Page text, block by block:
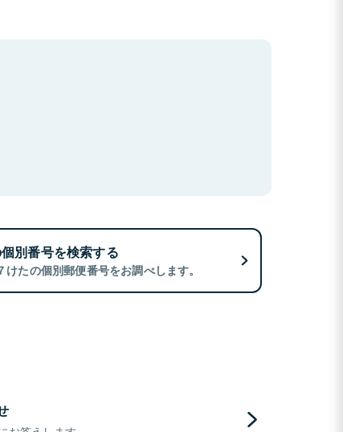
別番号を検索する
けたの個別郵便番号をお調べします。